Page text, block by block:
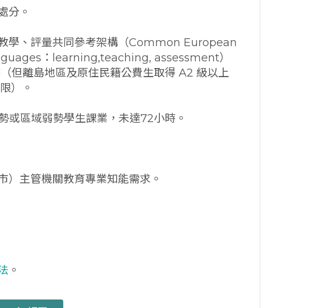
分。
學、評量共同參考架構（Common European
：learning,teaching, assessment）
但離島地區及原住民籍公費生取得 A2 級以上
）。
或區域弱勢學生課業，未達72小時。
）主管機關教育專業知能需求。
。